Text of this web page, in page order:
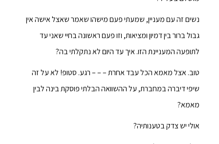
נשים זה עם מעניין, שמעתי פעם מישהו שאמר שאצל אישה אין
גבול ברור בין דמיון ומציאות, וזו פעם ראשונה בחיי שאני עד
לתופעה המעניינת הזו. איך עד היום לא נתקלתי בה?
טוב. אצל מאמא הכל עבד אחרת – – – רגע. סטופ! לא על זה
שיפי דיברה במחברת, על ההשוואה הבלתי פוסקת בינה לבין
מאמא?
אולי יש צדק בטענותיה?